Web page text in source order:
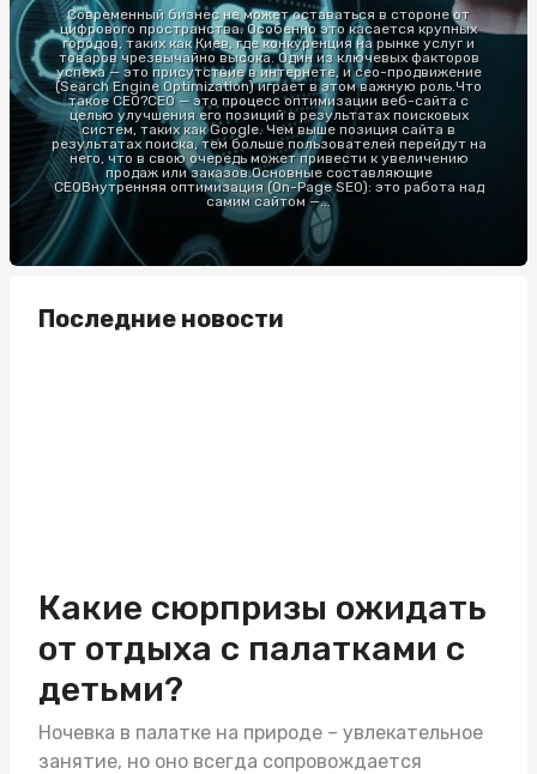
Современный бизнес не может оставаться в стороне от
цифрового пространства. Особенно это касается крупных
городов, таких как Киев, где конкуренция на рынке услуг и
товаров чрезвычайно высока. Один из ключевых факторов
успеха — это присутствие в интернете, и сео-продвижение
(Search Engine Optimization) играет в этом важную роль.Что
такое СЕО?СЕО — это процесс оптимизации веб-сайта с
целью улучшения его позиций в результатах поисковых
систем, таких как Google. Чем выше позиция сайта в
результатах поиска, тем больше пользователей перейдут на
него, что в свою очередь может привести к увеличению
продаж или заказов.Основные составляющие
СЕОВнутренняя оптимизация (On-Page SEO): это работа над
самим сайтом —...
Последние новости
Какие сюрпризы ожидать
от отдыха с палатками с
детьми?
Ночевка в палатке на природе – увлекательное
занятие, но оно всегда сопровождается